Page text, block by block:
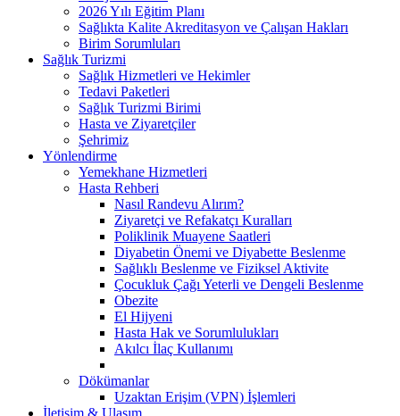
2026 Yılı Eğitim Planı
Sağlıkta Kalite Akreditasyon ve Çalışan Hakları
Birim Sorumluları
Sağlık Turizmi
Sağlık Hizmetleri ve Hekimler
Tedavi Paketleri
Sağlık Turizmi Birimi
Hasta ve Ziyaretçiler
Şehrimiz
Yönlendirme
Yemekhane Hizmetleri
Hasta Rehberi
Nasıl Randevu Alırım?
Ziyaretçi ve Refakatçı Kuralları
Poliklinik Muayene Saatleri
Diyabetin Önemi ve Diyabette Beslenme
Sağlıklı Beslenme ve Fiziksel Aktivite
Çocukluk Çağı Yeterli ve Dengeli Beslenme
Obezite
El Hijyeni
Hasta Hak ve Sorumlulukları
Akılcı İlaç Kullanımı
Dökümanlar
Uzaktan Erişim (VPN) İşlemleri
İletişim & Ulaşım